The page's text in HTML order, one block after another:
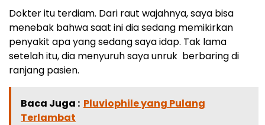
Dokter itu terdiam. Dari raut wajahnya, saya bisa
menebak bahwa saat ini dia sedang memikirkan
penyakit apa yang sedang saya idap. Tak lama
setelah itu, dia menyuruh saya unruk berbaring di
ranjang pasien.
Baca Juga : Pluviophile yang Pulang
Terlambat